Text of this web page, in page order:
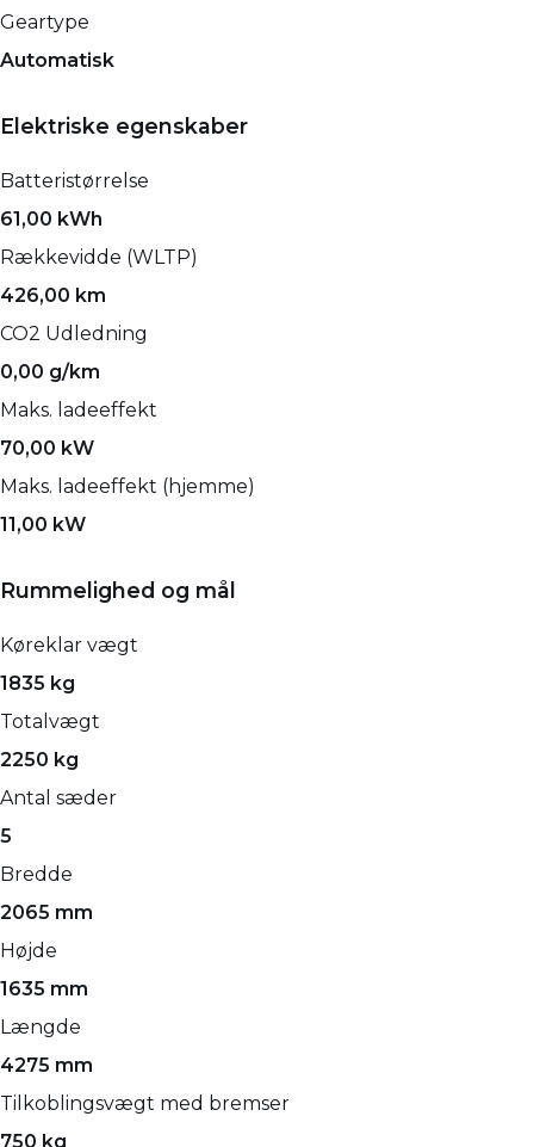
Geartype
Automatisk
Elektriske egenskaber
Batteristørrelse
61,00 kWh
Rækkevidde (WLTP)
426,00 km
CO2 Udledning
0,00 g/km
Maks. ladeeffekt
70,00 kW
Maks. ladeeffekt (hjemme)
11,00 kW
Rummelighed og mål
Køreklar vægt
1835 kg
Totalvægt
2250 kg
Antal sæder
5
Bredde
2065 mm
Højde
1635 mm
Længde
4275 mm
Tilkoblingsvægt med bremser
750 kg